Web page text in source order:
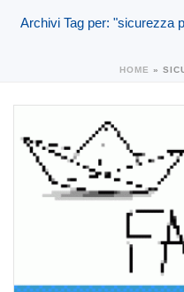
Archivi Tag per: "sicurezza
HOME »